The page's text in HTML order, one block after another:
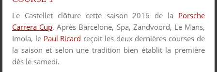
Le Castellet clôture cette saison 2016 de la Porsche
Carrera Cup. Après Barcelone, Spa, Zandvoord, Le Mans,
Imola, le Paul Ricard reçoit les deux dernières courses de
la saison et selon une tradition bien établit la première
dès le samedi.